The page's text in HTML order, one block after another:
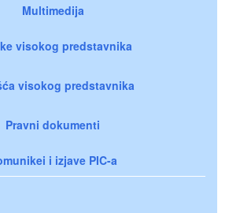
Multimedija
visokog predstavnika
visokog predstavnika
Pravni dokumenti
i izjave PIC-a